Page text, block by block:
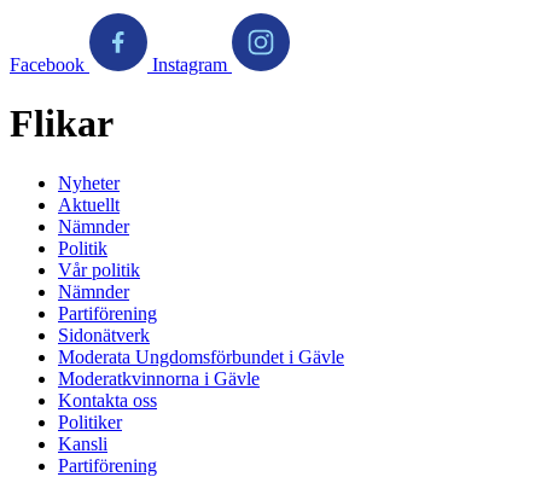
Facebook Instagram
Flikar
Nyheter
Aktuellt
Nämnder
Politik
Vår politik
Nämnder
Partiförening
Sidonätverk
Moderata Ungdomsförbundet i Gävle
Moderatkvinnorna i Gävle
Kontakta oss
Politiker
Kansli
Partiförening